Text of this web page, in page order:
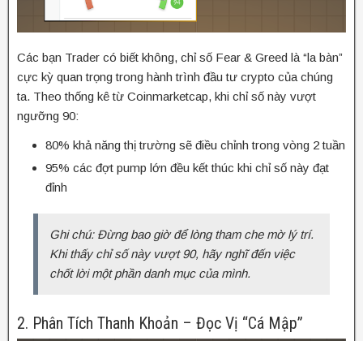
Các bạn Trader có biết không, chỉ số Fear & Greed là “la bàn”
cực kỳ quan trọng trong hành trình đầu tư crypto của chúng
ta. Theo thống kê từ Coinmarketcap, khi chỉ số này vượt
ngưỡng 90:
80% khả năng thị trường sẽ điều chỉnh trong vòng 2 tuần
95% các đợt pump lớn đều kết thúc khi chỉ số này đạt
đỉnh
Ghi chú: Đừng bao giờ để lòng tham che mờ lý trí.
Khi thấy chỉ số này vượt 90, hãy nghĩ đến việc
chốt lời một phần danh mục của mình.
2. Phân Tích Thanh Khoản – Đọc Vị “Cá Mập”